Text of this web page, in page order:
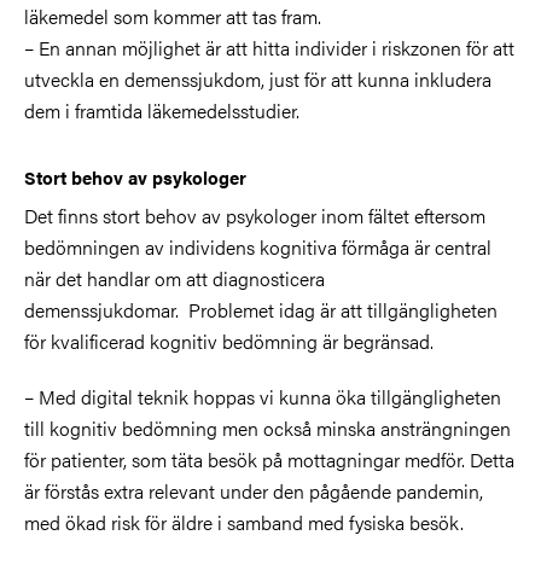
läkemedel som kommer att tas fram.
– En annan möjlighet är att hitta individer i riskzonen för att
utveckla en demenssjukdom, just för att kunna inkludera
dem i framtida läkemedelsstudier.
Stort behov av psykologer
Det finns stort behov av psykologer inom fältet eftersom
bedömningen av individens kognitiva förmåga är central
när det handlar om att diagnosticera
demenssjukdomar. Problemet idag är att tillgängligheten
för kvalificerad kognitiv bedömning är begränsad.
– Med digital teknik hoppas vi kunna öka tillgängligheten
till kognitiv bedömning men också minska ansträngningen
för patienter, som täta besök på mottagningar medför. Detta
är förstås extra relevant under den pågående pandemin,
med ökad risk för äldre i samband med fysiska besök.